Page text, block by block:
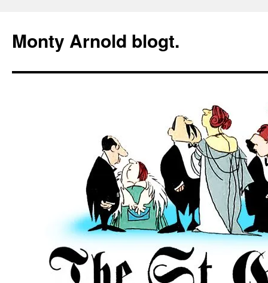
springen
Monty Arnold blogt.